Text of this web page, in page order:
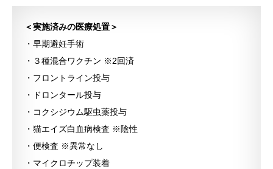
＜実施済みの医療処置＞
・早期避妊手術
・３種混合ワクチン ※2回済
・フロントライン投与
・ドロンタール投与
・コクシジウム駆虫薬投与
・猫エイズ白血病検査 ※陰性
・便検査 ※異常なし
・マイクロチップ装着